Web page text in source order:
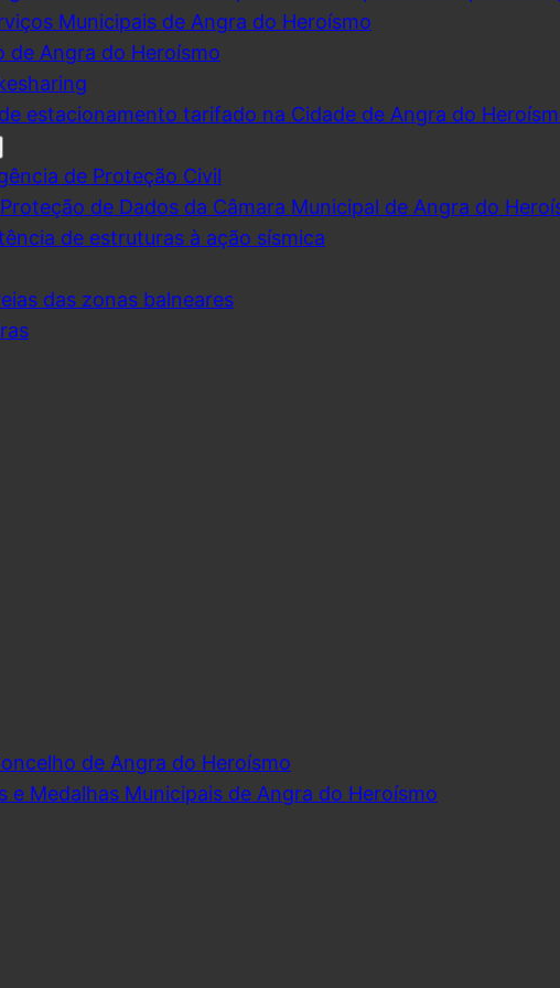
Municipais de Angra do Heroísmo
de Angra do Heroísmo
estacionamento tarifado na Cidade de Angra do
de Proteção Civil
de Dados da Câmara Municipal de Angra do
de estruturas à ação sísmica
das zonas balneares
de Angra do Heroísmo
e Medalhas Municipais de Angra do Heroísmo